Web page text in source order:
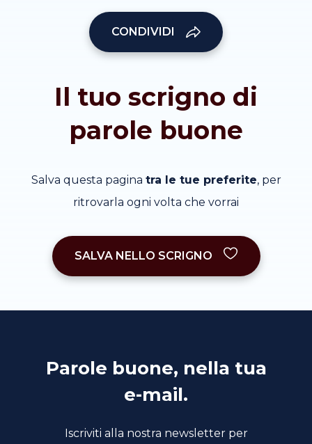
CONDIVIDI
Il tuo scrigno di
parole buone
Salva questa pagina tra le tue preferite, per
ritrovarla ogni volta che vorrai
SALVA NELLO SCRIGNO
Parole buone, nella tua
e-mail.
Iscriviti alla nostra newsletter per